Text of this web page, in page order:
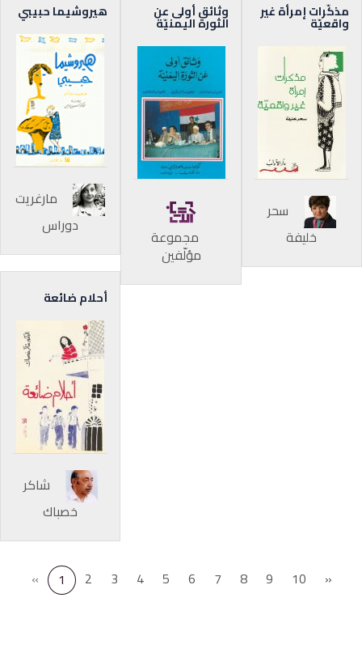
مذكّرات إمرأة غير
واقعيّة
سحر
خليفة
وثائق أولى عن
الثورة اليمنيّة
مجموعة
مؤلّفين
هيروشيما حبيبي
مارغريت
دوراس
أحلام ضائعة
شاكر
خصباك
« 1 2 3 4 5 6 7 8 9 10 »